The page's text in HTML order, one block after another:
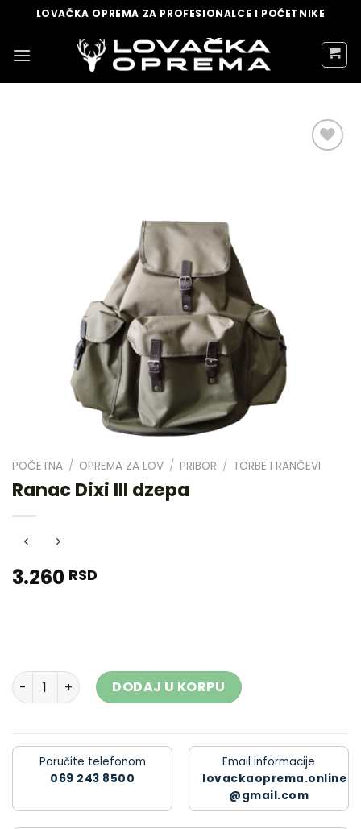
content
LOVAČKA OPREMA ZA PROFESIONALCE I POČETNIKE
POČETNA / OPREMA ZA LOV / PRIBOR / TORBE I RANČEVI
Ranac Dixi III dzepa
3.260 RSD
Ranac Dixi III dzepa količina
DODAJ U KORPU
Poručite telefonom
069 243 8500
Email informacije
lovackaoprema.online
@gmail.com